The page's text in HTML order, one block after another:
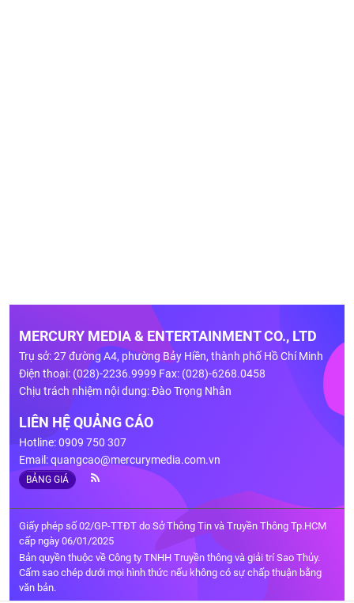
MERCURY MEDIA & ENTERTAINMENT CO., LTD
Trụ sở: 27 đường A4, phường Bảy Hiền, thành phố Hồ Chí Minh
Điện thoại: (028)-2236.9999 Fax: (028)-6268.0458
Chịu trách nhiệm nội dung: Đào Trọng Nhân
LIÊN HỆ QUẢNG CÁO
Hotline: 0909 750 307
Email:quangcao@mercurymedia.com.vn
BẢNG GIÁ
Giấy phép số 02/GP-TTĐT do Sở Thông Tin và Truyền Thông Tp.HCM
cấp ngày 06/01/2025
Bản quyền thuộc về Công ty TNHH Truyền thông và giải trí Sao Thủy.
Cấm sao chép dưới mọi hình thức nếu không có sự chấp thuận bằng
văn bản.